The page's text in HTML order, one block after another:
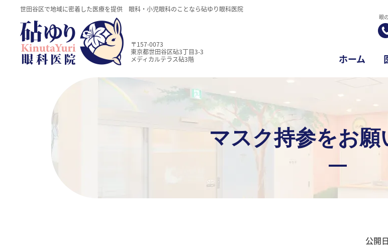
世田谷区で地域に密着した医療を提供 眼科・小児眼科のことなら砧ゆり眼科医院
〒157-0073
東京都世田谷区砧3丁目3-3
メディカルテラス砧3階
眼
ホーム
マスク持参をお願
公開